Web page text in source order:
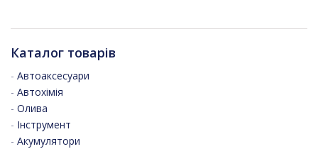
Каталог товарів
- Автоаксесуари
- Автохімія
- Олива
- Інструмент
- Акумулятори